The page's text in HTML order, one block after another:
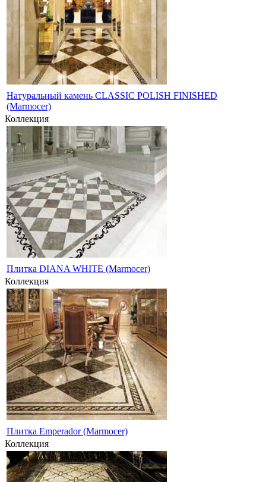
Натуральный камень CLASSIC POLISH FINISHED
(Marmocer)
Коллекция
Плитка DIANA WHITE (Marmocer)
Коллекция
Плитка Emperador (Marmocer)
Коллекция